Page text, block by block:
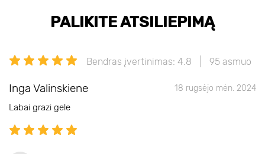
PALIKITE ATSILIEPIMĄ
Bendras įvertinimas: 4.8 95 asmuo
Inga Valinskiene 18 rugsėjo mėn. 2024
Labai grazi gele